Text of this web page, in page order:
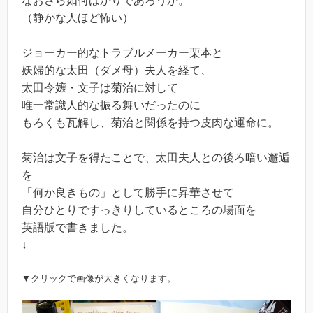
（静かな人ほど怖い）
ジョーカー的なトラブルメーカー栗本と
妖婦的な太田（ダメ母）夫人を経て、
太田令嬢・文子は菊治に対して
唯一常識人的な振る舞いだったのに
もろくも瓦解し、菊治と関係を持つ皮肉な運命に。
菊治は文子を得たことで、太田夫人との後ろ暗い邂逅
を
「何か良きもの」として勝手に昇華させて
自分ひとりですっきりしているところの場面を
英語版で書きました。
↓
▼クリックで画像が大きくなります。